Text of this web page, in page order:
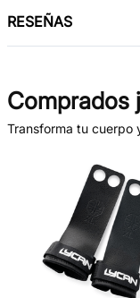
RESEÑAS
Comprados
Transforma tu cuerpo